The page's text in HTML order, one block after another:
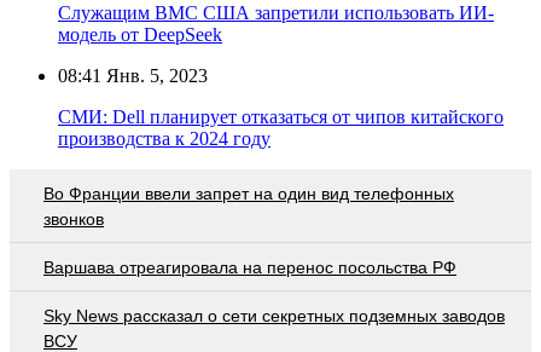
Служащим ВМС США запретили использовать ИИ-
модель от DeepSeek
08:41 Янв. 5, 2023
СМИ: Dell планирует отказаться от чипов китайского
производства к 2024 году
Во Франции ввели запрет на один вид телефонных
звонков
Варшава отреагировала на перенос посольства РФ
Sky News рассказал о сети секретных подземных заводов
ВСУ